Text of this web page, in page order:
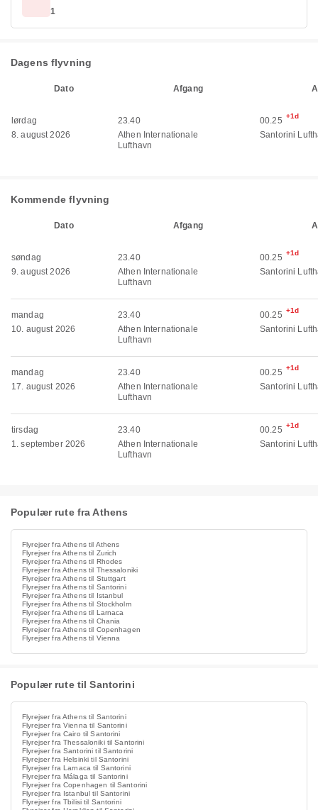
1
Dagens flyvning
Dato Afgang
lørdag
8. august 2026
23.40
Athen Internationale
Lufthavn
00.25 +1d
Santorini
Kommende flyvning
Dato Afgang
søndag
9. august 2026
23.40
Athen Internationale
Lufthavn
00.25 +1d
Santorini
mandag
10. august 2026
23.40
Athen Internationale
Lufthavn
00.25 +1d
Santorini
mandag
17. august 2026
23.40
Athen Internationale
Lufthavn
00.25 +1d
Santorini
tirsdag
1. september 2026
23.40
Athen Internationale
Lufthavn
00.25 +1d
Santorini
Populær rute fra Athens
Flyrejser fra Athens til Athens
Flyrejser fra Athens til Zurich
Flyrejser fra Athens til Rhodes
Flyrejser fra Athens til Thessaloniki
Flyrejser fra Athens til Stuttgart
Flyrejser fra Athens til Santorini
Flyrejser fra Athens til Istanbul
Flyrejser fra Athens til Stockholm
Flyrejser fra Athens til Larnaca
Flyrejser fra Athens til Chania
Flyrejser fra Athens til Copenhagen
Flyrejser fra Athens til Vienna
Populær rute til Santorini
Flyrejser fra Athens til Santorini
Flyrejser fra Vienna til Santorini
Flyrejser fra Cairo til Santorini
Flyrejser fra Thessaloniki til Santorini
Flyrejser fra Santorini til Santorini
Flyrejser fra Helsinki til Santorini
Flyrejser fra Larnaca til Santorini
Flyrejser fra Málaga til Santorini
Flyrejser fra Copenhagen til Santorini
Flyrejser fra Istanbul til Santorini
Flyrejser fra Tbilisi til Santorini